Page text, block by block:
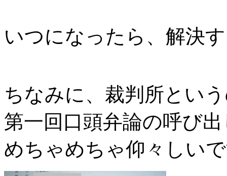
いつになったら、解決
ちなみに、裁判所とい
第一回口頭弁論の呼び
めちゃめちゃ仰々しい